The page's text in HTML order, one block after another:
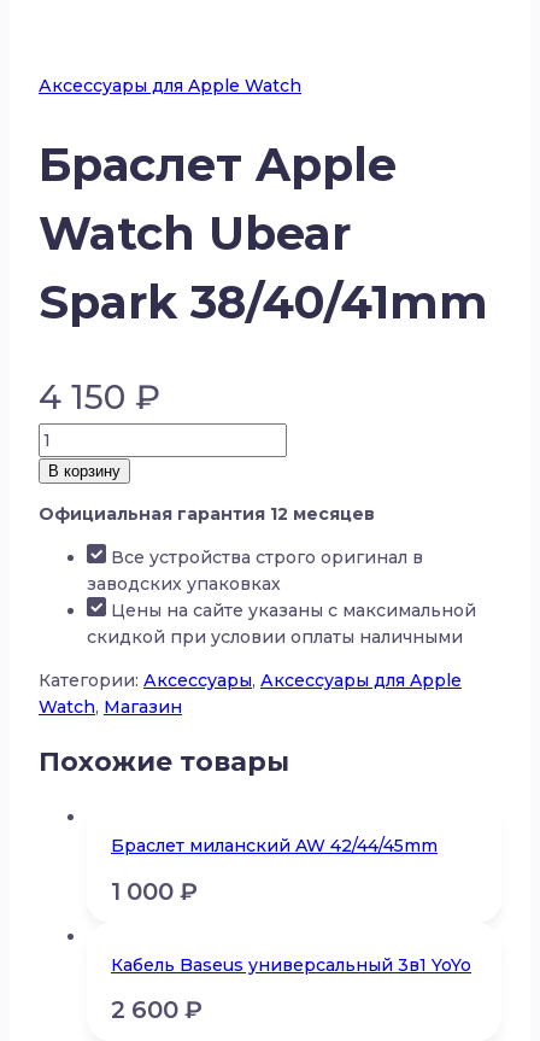
Аксессуары для Apple Watch
Браслет Apple
Watch Ubear
Spark 38/40/41mm
4 150 ₽
Количество
товара
Браслет
Apple
Watch
Ubear
Spark
38/40/41mm
В корзину
Официальная гарантия 12 месяцев
Все устройства строго оригинал в
заводских упаковках
Цены на сайте указаны с максимальной
скидкой при условии оплаты наличными
Категории: Аксессуары, Аксессуары для Apple
Watch, Магазин
Похожие товары
Браслет миланский AW 42/44/45mm
1 000 ₽
Кабель Baseus универсальный 3в1 YoYo
2 600 ₽